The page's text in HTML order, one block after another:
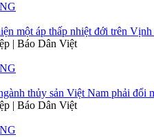
một áp thấp nhiệt đới trên
| Báo Dân Việt
thủy sản Việt Nam phải
| Báo Dân Việt